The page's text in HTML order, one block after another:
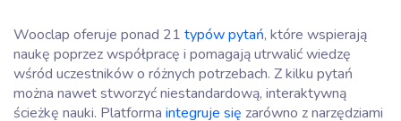
Wooclap oferuje ponad 21 typów pytań, które wspierają
naukę poprzez współpracę i pomagają utrwalić wiedzę
wśród uczestników o różnych potrzebach. Z kilku pytań
można nawet stworzyć niestandardową, interaktywną
ścieżkę nauki. Platforma integruje się zarówno z narzędziami